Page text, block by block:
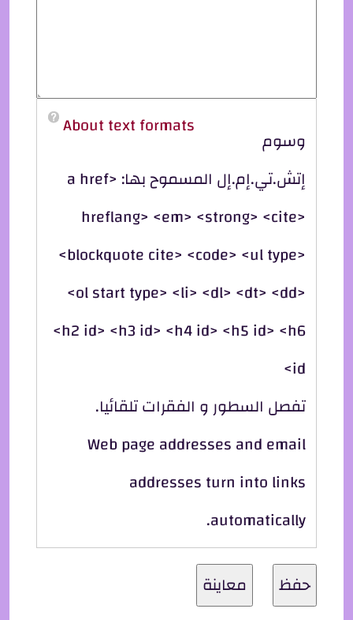
About text formats
وسوم
إتش.تي.إم.إل المسموح بها: <a href
hreflang> <em> <strong> <cite>
<blockquote cite> <code> <ul type>
<ol start type> <li> <dl> <dt> <dd>
<h2 id> <h3 id> <h4 id> <h5 id> <h6
id>
تفصل السطور و الفقرات تلقائيا.
Web page addresses and email
addresses turn into links
automatically.